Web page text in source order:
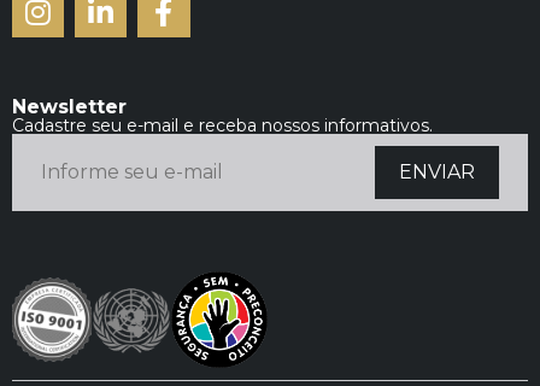
Newsletter
Cadastre seu e-mail e receba nossos informativos.